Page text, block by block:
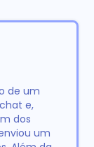
de um
e,
dos
um